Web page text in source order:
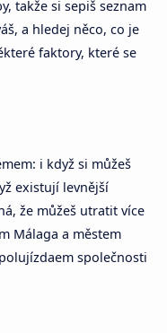
takže si sepiš seznam
a hledej něco, co je
faktory, které se
i když si můžeš
existují levnější
že můžeš utratit více
Málaga a městem
společnosti